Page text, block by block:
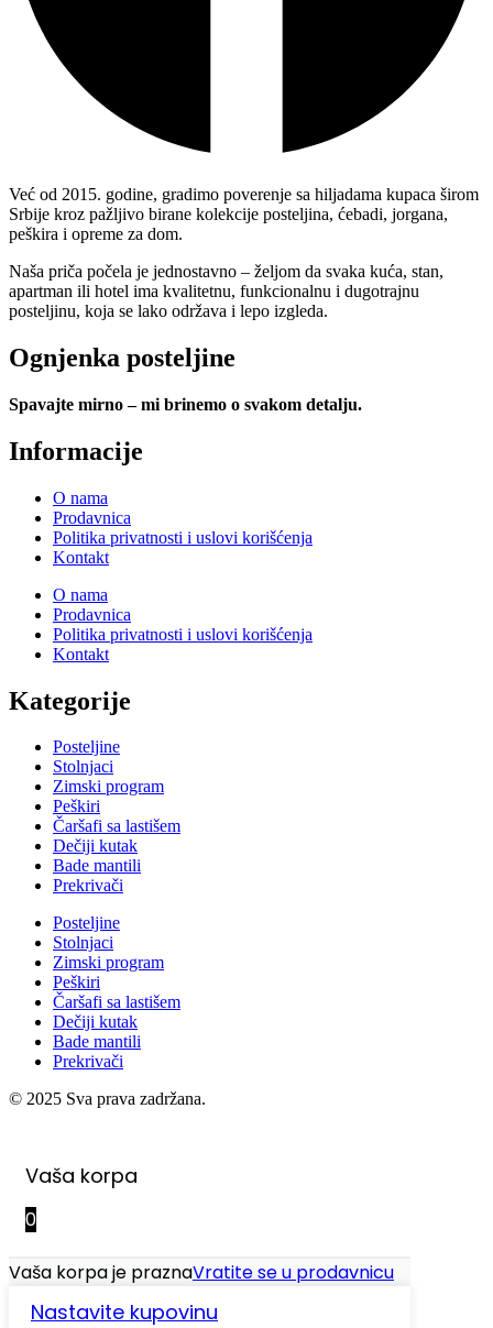
Već od 2015. godine, gradimo poverenje sa hiljadama kupaca širom
Srbije kroz pažljivo birane kolekcije posteljina, ćebadi, jorgana,
peškira i opreme za dom.
Naša priča počela je jednostavno – željom da svaka kuća, stan,
apartman ili hotel ima kvalitetnu, funkcionalnu i dugotrajnu
posteljinu, koja se lako održava i lepo izgleda.
Ognjenka posteljine
Spavajte mirno – mi brinemo o svakom detalju.
Informacije
O nama
Prodavnica
Politika privatnosti i uslovi korišćenja
Kontakt
O nama
Prodavnica
Politika privatnosti i uslovi korišćenja
Kontakt
Kategorije
Posteljine
Stolnjaci
Zimski program
Peškiri
Čaršafi sa lastišem
Dečiji kutak
Bade mantili
Prekrivači
Posteljine
Stolnjaci
Zimski program
Peškiri
Čaršafi sa lastišem
Dečiji kutak
Bade mantili
Prekrivači
© 2025 Sva prava zadržana.
Vaša korpa
0
Vaša korpa je praznaVratite se u prodavnicu
Nastavite kupovinu